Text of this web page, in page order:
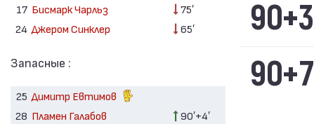
17 Бисмарк Чарльз
75′
24 Джером Синклер 65′
Запасные :
25 Димитр Евтимов
28 Пламен Галабов
90′+4′
90+3
90+7